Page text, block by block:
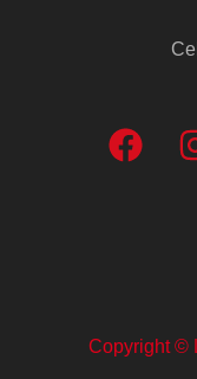
Copyright ©